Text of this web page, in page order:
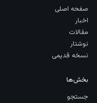
صفحه اصلی
اخبار
مقالات
نوشتار
نسخه قدیمی
بخش‌ها
جستجو